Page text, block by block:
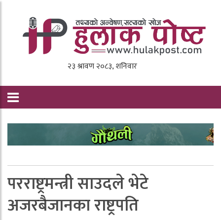
परराष्ट्रमन्त्री साउदले भेटे
अजरबैजानका राष्ट्रपति